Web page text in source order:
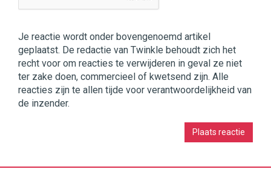
Je reactie wordt onder bovengenoemd artikel
geplaatst. De redactie van Twinkle behoudt zich het
recht voor om reacties te verwijderen in geval ze niet
ter zake doen, commercieel of kwetsend zijn. Alle
reacties zijn te allen tijde voor verantwoordelijkheid van
de inzender.